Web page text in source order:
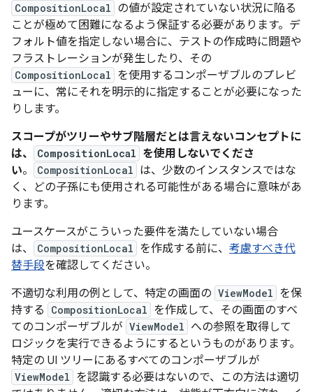
CompositionLocal の値が設定されていない状況に陥る
ことが極めて困難になるよう保証する必要があります。デ
フォルト値を指定しない場合に、テストの作成時に問題や
フラストレーションが発生したり、その
CompositionLocal を使用するコンポーザブルのプレビ
ューに、常にそれを明示的に指定することが必要になった
りします。
スコープがツリーやサブ階層だとは言えないコンセプトに
は、
CompositionLocal を使用しないでくださ
い。 CompositionLocal は、少数のインスタンスではな
く、どの子孫にも使用される可能性がある場合に意味があ
ります。
ユースケースがこういった要件を満たしていない場合
は、
CompositionLocal を作成する前に、 考慮すべき代
替手段を確認してください。
不適切な利用の例として、特定の画面の ViewModel を保
持する
CompositionLocal を作成して、その画面のすべ
てのコンポーザブルが ViewModel への参照を取得して
ロジックを実行できるようにするというものがあります。
特定の UI ツリーにあるすべてのコンポーザブルが
ViewModel を認識する必要はないので、この方法は適切